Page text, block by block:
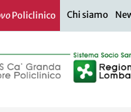
Policlinico Chi siamo